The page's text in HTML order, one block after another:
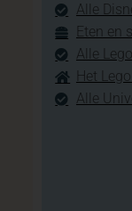
Alle
Eten en
Alle
Het
Alle